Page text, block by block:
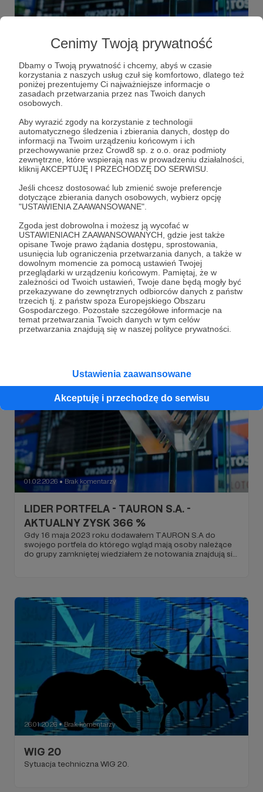
Cenimy Twoją prywatność
Dbamy o Twoją prywatność i chcemy, abyś w czasie
korzystania z naszych usług czuł się komfortowo, dlatego też
poniżej prezentujemy Ci najważniejsze informacje o
zasadach przetwarzania przez nas Twoich danych
osobowych.
Aby wyrazić zgody na korzystanie z technologii
automatycznego śledzenia i zbierania danych, dostęp do
informacji na Twoim urządzeniu końcowym i ich
przechowywanie przez Crowd8 sp. z o.o. oraz podmioty
zewnętrzne, które wspierają nas w prowadzeniu działalności,
kliknij AKCEPTUJĘ I PRZECHODZĘ DO SERWISU.
Jeśli chcesz dostosować lub zmienić swoje preferencje
dotyczące zbierania danych osobowych, wybierz opcję
"USTAWIENIA ZAAWANSOWANE".
Zgoda jest dobrowolna i możesz ją wycofać w
USTAWIENIACH ZAAWANSOWANYCH, gdzie jest także
opisane Twoje prawo żądania dostępu, sprostowania,
usunięcia lub ograniczenia przetwarzania danych, a także w
dowolnym momencie za pomocą ustawień Twojej
przeglądarki w urządzeniu końcowym. Pamiętaj, że w
zależności od Twoich ustawień, Twoje dane będą mogły być
przekazywane do zewnętrznych odbiorców danych z państw
trzecich tj. z państw spoza Europejskiego Obszaru
Gospodarczego. Pozostałe szczegółowe informacje na
temat przetwarzania Twoich danych w tym celów
przetwarzania znajdują się w naszej polityce prywatności.
Ustawienia zaawansowane
Akceptuję i przechodzę do serwisu
KOGENERA SA
Miejsce czwarte mojego portfela - aktualny wzrost ponad
110 % - aktualna sytuacja techniczna. Hipotetyczne
poziomy oporu i wsparcia.
18.02.2026 ● Brak komentarzy
POLIMEXMS
Spółka w portfelu dodaje kolejne procenty, już ponad 40.
Co mówi Nam technika? Czy wychodzimy na wyższy
LEVEL ?
01.02.2026 ● Brak komentarzy
LIDER PORTFELA - TAURON S.A. -
AKTUALNY ZYSK 366 %
Gdy 16 maja 2023 roku dodawałem TAURON S.A do
swojego portfela do którego wgląd mają osoby należące
do grupy zamkniętej wiedziałem że notowania znajdują się
26.01.2026 ● Brak komentarzy
WIG 20
Sytuacja techniczna WIG 20.